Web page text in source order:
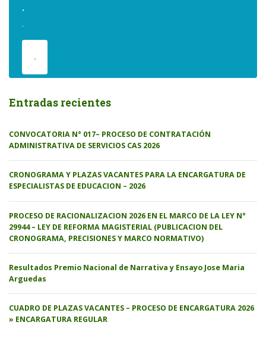
.
.
.
Entradas recientes
CONVOCATORIA N° 017– PROCESO DE CONTRATACIÓN
ADMINISTRATIVA DE SERVICIOS CAS 2026
CRONOGRAMA Y PLAZAS VACANTES PARA LA ENCARGATURA DE
ESPECIALISTAS DE EDUCACION – 2026
PROCESO DE RACIONALIZACION 2026 EN EL MARCO DE LA LEY N°
29944 – LEY DE REFORMA MAGISTERIAL (PUBLICACION DEL
CRONOGRAMA, PRECISIONES Y MARCO NORMATIVO)
Resultados Premio Nacional de Narrativa y Ensayo Jose Maria
Arguedas
CUADRO DE PLAZAS VACANTES – PROCESO DE ENCARGATURA 2026
» ENCARGATURA REGULAR